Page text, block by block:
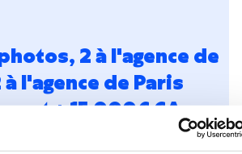
2 à l'agence de
l'agence de Paris
et + 15 000€ CA sur
1ère borne de Paris